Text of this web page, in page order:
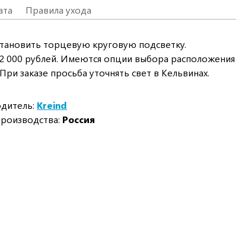
Правила ухода
торцевую круговую подсветку.
000 рублей. Имеются опции выбора расположения
заказе просьба уточнять свет в Кельвинах.
Kreind
Россия